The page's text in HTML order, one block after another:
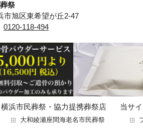
祭
旭区東希望が丘2-47
0120-118-494
横浜市民葬祭・協力提携葬祭店
大和綾瀬座間海老名市民葬祭
当サ